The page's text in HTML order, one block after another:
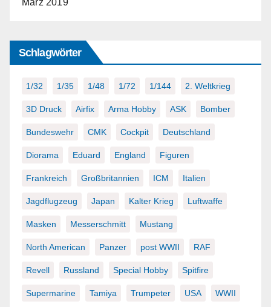
Schlagwörter
1/32 1/35 1/48 1/72 1/144 2. Weltkrieg
3D Druck Airfix Arma Hobby ASK Bomber
Bundeswehr CMK Cockpit Deutschland
Diorama Eduard England Figuren
Frankreich Großbritannien ICM Italien
Jagdflugzeug Japan Kalter Krieg Luftwaffe
Masken Messerschmitt Mustang
North American Panzer post WWII RAF
Revell Russland Special Hobby Spitfire
Supermarine Tamiya Trumpeter USA WWII